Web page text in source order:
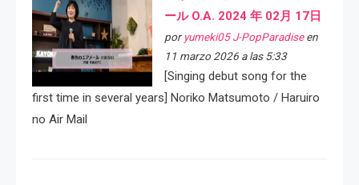
ール O.A. 2024 年 02月 17日
por yumeki05 J-PopParadiseen
11 marzo 2026 a las 5:33
[Singing debut song for the
first time in several years] Noriko Matsumoto / Haruiro
no Air Mail